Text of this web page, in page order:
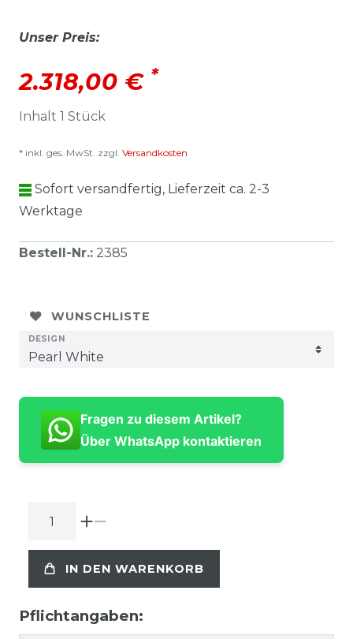
Unser Preis:
2.318,00 € *
Inhalt 1 Stück
* inkl. ges. MwSt. zzgl. Versandkosten
Sofort versandfertig, Lieferzeit ca. 2-3
Werktage
Bestell-Nr.: 2385
WUNSCHLISTE
DESIGN
Fragen zu diesem Artikel?
Über WhatsApp kontaktieren
IN DEN WARENKORB
Pflichtangaben: